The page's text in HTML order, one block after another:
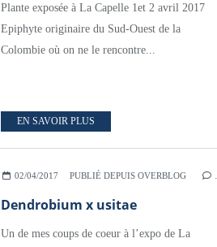
Plante exposée à La Capelle 1et 2 avril 2017
Epiphyte originaire du Sud-Ouest de la
Colombie où on ne le rencontre...
EN SAVOIR PLUS
02/04/2017 PUBLIÉ DEPUIS OVERBLOG
Dendrobium x usitae
Un de mes coups de coeur à l’expo de La